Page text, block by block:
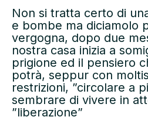
Non si tratta certo di
e bombe ma diciamolo
vergogna, dopo due
nostra casa inizia a
prigione ed il pensiero
potrà, seppur con
restrizioni, ”circolare a
sembrare di vivere in
”liberazione”